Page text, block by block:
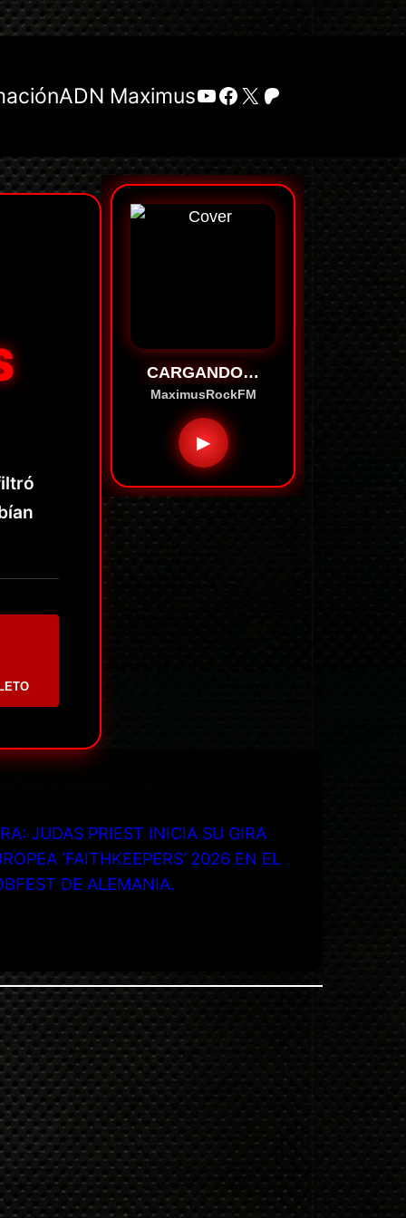
ADN MaximusYouTube
Facebook
X Patreon
CARGANDO…
MaximusRockFM
▶
JUDAS PRIEST INICIA SU GIRA
‘FAITHKEEPERS’ 2026 EN EL
DE ALEMANIA.